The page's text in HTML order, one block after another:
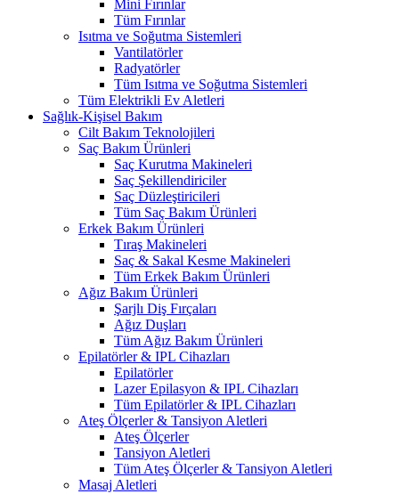
Mini Fırınlar
Tüm Fırınlar
Isıtma ve Soğutma Sistemleri
Vantilatörler
Radyatörler
Tüm Isıtma ve Soğutma Sistemleri
Tüm Elektrikli Ev Aletleri
Sağlık-Kişisel Bakım
Cilt Bakım Teknolojileri
Saç Bakım Ürünleri
Saç Kurutma Makineleri
Saç Şekillendiriciler
Saç Düzleştiricileri
Tüm Saç Bakım Ürünleri
Erkek Bakım Ürünleri
Tıraş Makineleri
Saç & Sakal Kesme Makineleri
Tüm Erkek Bakım Ürünleri
Ağız Bakım Ürünleri
Şarjlı Diş Fırçaları
Ağız Duşları
Tüm Ağız Bakım Ürünleri
Epilatörler & IPL Cihazları
Epilatörler
Lazer Epilasyon & IPL Cihazları
Tüm Epilatörler & IPL Cihazları
Ateş Ölçerler & Tansiyon Aletleri
Ateş Ölçerler
Tansiyon Aletleri
Tüm Ateş Ölçerler & Tansiyon Aletleri
Masaj Aletleri